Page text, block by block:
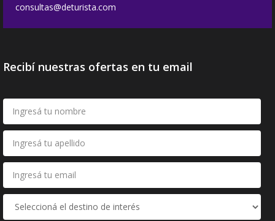
consultas@deturista.com
Recibí nuestras ofertas en tu email